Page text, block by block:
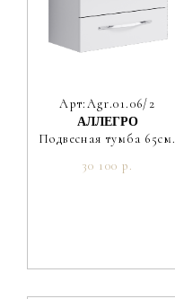
Арт:Agr.01.06/2
АЛЛЕГРО
Подвесная тумба 65см.
30 100 р.